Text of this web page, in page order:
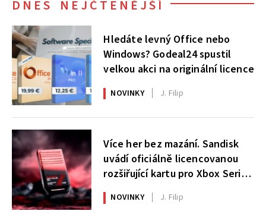
DNES NEJČTENĚJŠÍ
Hledáte levný Office nebo
Windows? Godeal24 spustil
velkou akci na originální licence
NOVINKY J. Filip
Více her bez mazání. Sandisk
uvádí oficiálně licencovanou
rozšiřující kartu pro Xbox Series
X|S
NOVINKY J. Filip